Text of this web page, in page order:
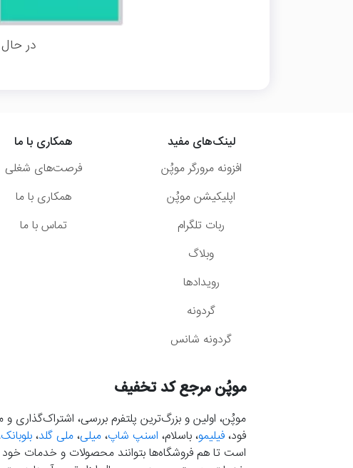
در
لینک‌های مفید
افزونه مرورگر موپُن
اپلیکیشن موپُن
ربات تلگرام
وبلاگ
رویدادها
گردونه
گردونه شانس
همکاری با ما
فرصت‌های شغلی
همکاری با ما
تماس با ما
موپُن مرجع کد تخفیف
موپُن، اولین و بزرگ‌ترین پلتفرم بررسی، اشتراک‌گذاری
فود، فیلیمو، باسلام، اسنپ شاپ، میلی، ملی گلد، بلوبانک
است تا هم فروشگاه‌ها بتوانند محصولات و خدمات خود